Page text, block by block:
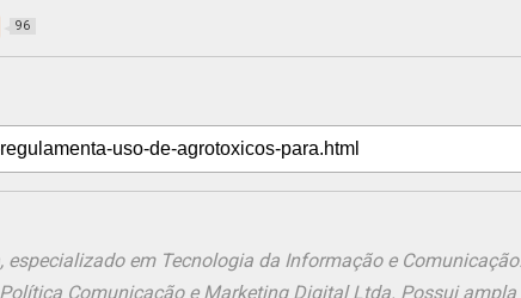
96
especializado em Tecnologia da Informação e
Comunicação e Marketing Digital Ltda. Possui ampla